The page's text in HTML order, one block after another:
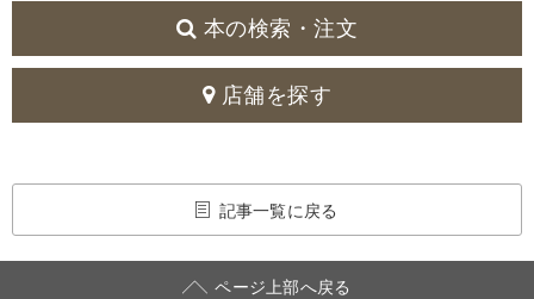
本の検索・注文
店舗を探す
記事一覧に戻る
ページ上部へ戻る